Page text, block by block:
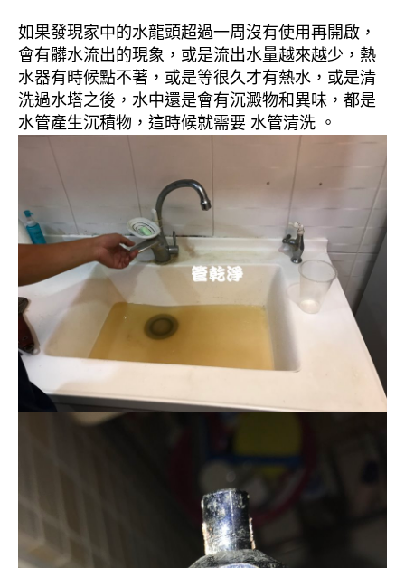
如果發現家中的水龍頭超過一周沒有使用再開啟，
會有髒水流出的現象，或是流出水量越來越少，熱
水器有時候點不著，或是等很久才有熱水，或是清
洗過水塔之後，水中還是會有沉澱物和異味，都是
水管產生沉積物，這時候就需要 水管清洗 。